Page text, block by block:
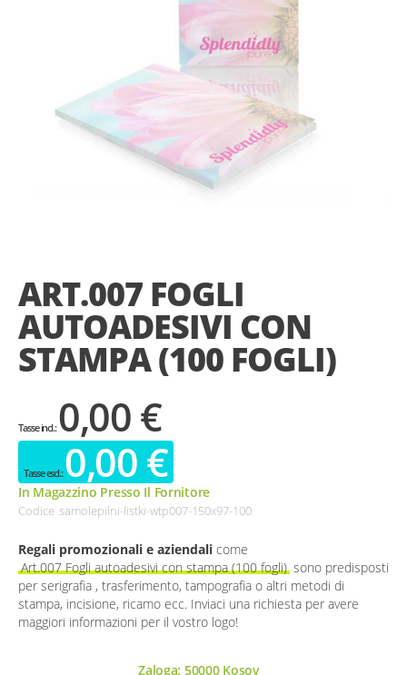
beginning
of
the
images
gallery
ART.007 FOGLI
AUTOADESIVI CON
STAMPA (100 FOGLI)
0,00 €
0,00 €
In Magazzino Presso Il Fornitore
Codice samolepilni-listki-wtp007-150x97-100
Regali promozionali e aziendali come
Art.007 Fogli autoadesivi con stampa (100 fogli) sono predisposti
per serigrafia , trasferimento, tampografia o altri metodi di
stampa, incisione, ricamo ecc. Inviaci una richiesta per avere
maggiori informazioni per il vostro logo!
Zaloga: 50000Kosov